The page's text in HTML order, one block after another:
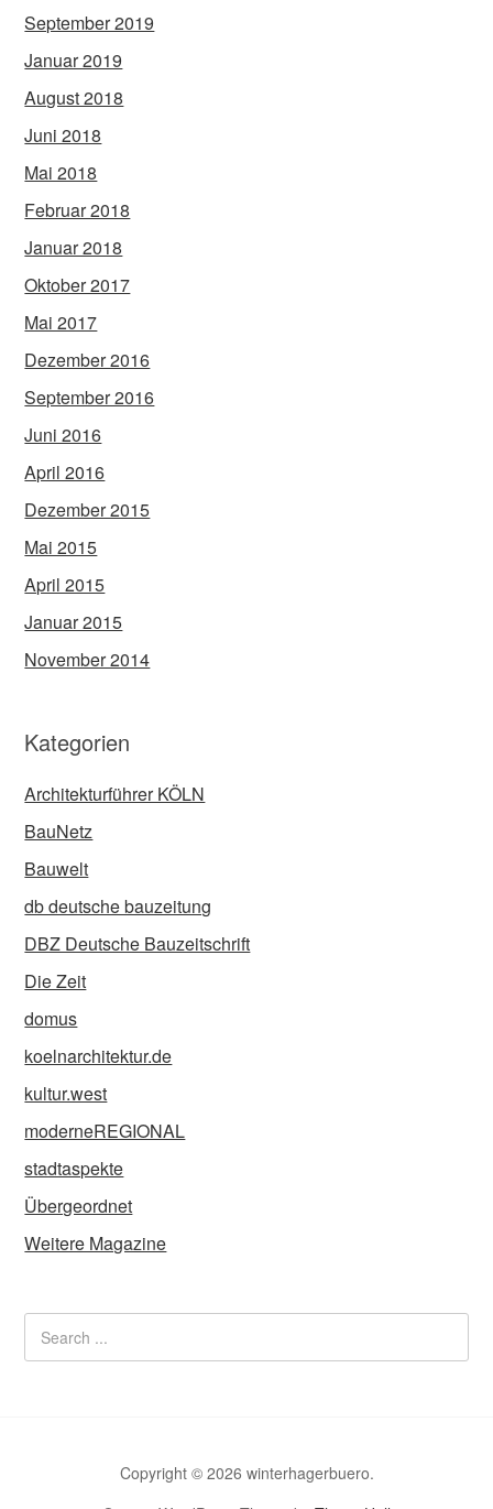
September 2019
Januar 2019
August 2018
Juni 2018
Mai 2018
Februar 2018
Januar 2018
Oktober 2017
Mai 2017
Dezember 2016
September 2016
Juni 2016
April 2016
Dezember 2015
Mai 2015
April 2015
Januar 2015
November 2014
Kategorien
Architekturführer KÖLN
BauNetz
Bauwelt
db deutsche bauzeitung
DBZ Deutsche Bauzeitschrift
Die Zeit
domus
koelnarchitektur.de
kultur.west
moderneREGIONAL
stadtaspekte
Übergeordnet
Weitere Magazine
Copyright © 2026 winterhagerbuero.